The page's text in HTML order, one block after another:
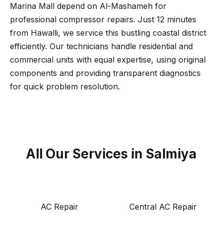
Marina Mall depend on Al-Mashameh for
professional compressor repairs. Just 12 minutes
from Hawalli, we service this bustling coastal district
efficiently. Our technicians handle residential and
commercial units with equal expertise, using original
components and providing transparent diagnostics
for quick problem resolution.
All Our Services in Salmiya
AC Repair Central AC Repair